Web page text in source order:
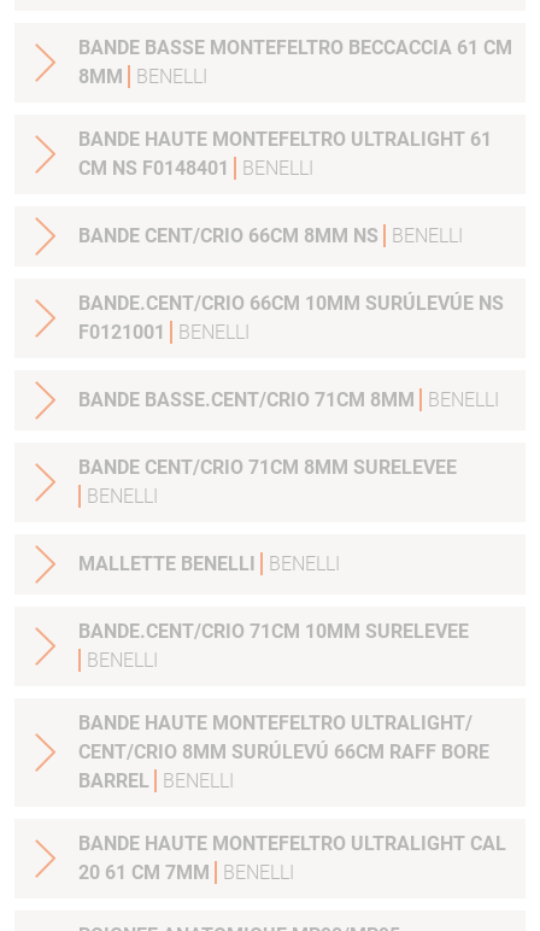
BANDE BASSE MONTEFELTRO BECCACCIA 61 CM
8MM
BENELLI
BANDE HAUTE MONTEFELTRO ULTRALIGHT 61
CM NS F0148401
BENELLI
BANDE CENT/CRIO 66CM 8MM NS BENELLI
BANDE.CENT/CRIO 66CM 10MM SURÚLEVÚE NS
F0121001
BENELLI
BANDE BASSE.CENT/CRIO 71CM 8MM BENELLI
BANDE CENT/CRIO 71CM 8MM SURELEVEE
BENELLI
MALLETTE BENELLI BENELLI
BANDE.CENT/CRIO 71CM 10MM SURELEVEE
BENELLI
BANDE HAUTE MONTEFELTRO ULTRALIGHT/
CENT/CRIO 8MM SURÚLEVÚ 66CM RAFF BORE
BARREL
BENELLI
BANDE HAUTE MONTEFELTRO ULTRALIGHT CAL
20 61 CM 7MM
BENELLI